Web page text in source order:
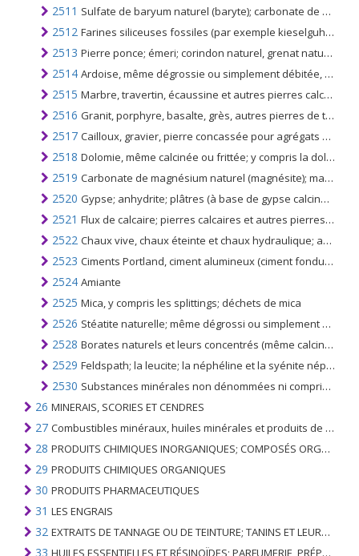
2511 Sulfate de baryum naturel (baryte); carbonate de baryum naturel (withérite), même calciné, à l'exclusion de l'oxyde de baryum du n °. 2816
2512 Farines siliceuses fossiles (par exemple kieselguhr, tripolite et diatomite) et terres siliceuses similaires; calciné ou non, d'une densité apparente égale ou inférieure à 1
2513 Pierre ponce; émeri; corindon naturel, grenat naturel et autres abrasifs naturels, même traités thermiquement
2514 Ardoise, même dégrossie ou simplement débitée, par sciage ou autrement, en blocs ou en plaques de forme carrée ou rectangulaire
2515 Marbre, travertin, écaussine et autres pierres calcaires; d'une densité apparente inférieure à 2,5, l'albâtre, qu'il soit coupé par sciage, etc., en blocs, dalles de forme rectangulaire (carrée)
2516 Granit, porphyre, basalte, grès, autres pierres de taille et de construction, même dégrossies, débitées, par sciage, en blocs ou en plaques de forme carrée ou rectangulaire
2517 Cailloux, gravier, pierre concassée pour agrégats de béton pour ballast routier ou ferroviaire, bardeau ou silex; macadam de laitier, dross, etc. granules goudronnés, gravillons, poudre de pierres du n °. 2515 et 2516
2518 Dolomie, même calcinée ou frittée; y compris la dolomite dégrossie ou simplement coupée par sciage ou autrement en blocs ou en plaques de forme carrée ou rectangulaire; mélange de dolomite
2519 Carbonate de magnésium naturel (magnésite); magnésie fusionnée; magnésie calcinée à mort (frittée), contenant ou non de petites quantités d'autres oxydes ajoutés avant le frittage; oxyde de magnésium, pur ou non
2520 Gypse; anhydrite; plâtres (à base de gypse calciné ou de sulfate de calcium), colorés ou non, avec ou sans petites quantités d'accélérateurs ou de ralentisseurs
2521 Flux de calcaire; pierres calcaires et autres pierres calcaires des types utilisés pour la fabrication de chaux ou de ciment
2522 Chaux vive, chaux éteinte et chaux hydraulique; autres que l'oxyde et l'hydroxyde de calcium du n °. 2825
2523 Ciments Portland, ciment alumineux (ciment fondu), ciment laitier, ciment super-sulfate et ciments hydrauliques similaires, même colorés ou sous forme de clinkers
2524 Amiante
2525 Mica, y compris les splittings; déchets de mica
2526 Stéatite naturelle; même dégrossi ou simplement débité, par sciage ou autrement, en blocs ou en plaques de forme carrée ou rectangulaire; talc
2528 Borates naturels et leurs concentrés (même calcinés), à l'exclusion des borates séparés de la saumure naturelle; acide borique naturel ne contenant pas plus de 85% de H3BO3 calculé sur le poids sec
2529 Feldspath; la leucite; la néphéline et la syénite néphélinique; spath fluor
2530 Substances minérales non dénommées ni comprises ailleurs
26 MINERAIS, SCORIES ET CENDRES
27 Combustibles minéraux, huiles minérales et produits de leur distillation; SUBSTANCES BITUMINEUSES; CIRES MINÉRALES
28 PRODUITS CHIMIQUES INORGANIQUES; COMPOSÉS ORGANIQUES ET INORGANIQUES DE MÉTAUX PRÉCIEUX; DE MÉTAUX DES TERRES RARES, D'ÉLÉMENTS RADIOACTIFS ET D'ISOTOPES
29 PRODUITS CHIMIQUES ORGANIQUES
30 PRODUITS PHARMACEUTIQUES
31 LES ENGRAIS
32 EXTRAITS DE TANNAGE OU DE TEINTURE; TANINS ET LEURS DERIVES; COLORANTS, PIGMENTS ET AUTRES MATIERES COLORANTES; PEINTURES, VERNIS; MASTIC, AUTRES MASTIQUES; ENCRES
33 HUILES ESSENTIELLES ET RÉSINOÏDES; PARFUMERIE, PRÉPARATIONS COSMÉTIQUES OU DE TOILETTE